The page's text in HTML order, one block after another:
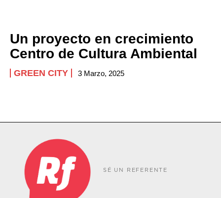
Un proyecto en crecimiento
Centro de Cultura Ambiental
GREEN CITY 3 Marzo, 2025
SÉ UN REFERENTE